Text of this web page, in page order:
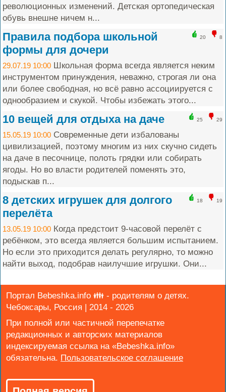
революционных изменений. Детская ортопедическая
обувь внешне ничем н...
20 8
Правила подбора школьной
формы для дочери
29.07.19 10:00 Школьная форма всегда является неким
инструментом принуждения, неважно, строгая ли она
или более свободная, но всё равно ассоциируется с
однообразием и скукой. Чтобы избежать этого...
25 29
10 вещей для отдыха на даче
15.05.19 10:00 Современные дети избалованы
цивилизацией, поэтому многим из них скучно сидеть
на даче в песочнице, полоть грядки или собирать
ягоды. Но во власти родителей поменять это,
подыскав п...
18 19
8 детских игрушек для долгого
перелёта
13.05.19 10:00 Когда предстоит 9-часовой перелёт с
ребёнком, это всегда является большим испытанием.
Но если это приходится делать регулярно, то можно
найти выход, подобрав наилучшие игрушки. Они...
Портал Bebeshka.info 👪 - родителям о детях.
Чебоксары, Россия | 2014 - 2026
При полной или частичной перепечатке
редакционных и авторских материалов
индексируемая ссылка на «Bebeshka.info»
обязательна.